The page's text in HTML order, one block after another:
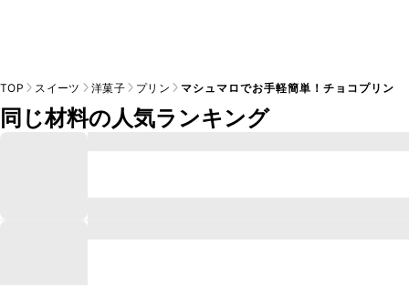
TOP スイーツ 洋菓子 プリン マシュマロでお手軽簡単！チョコプリン
同じ材料の人気ランキング